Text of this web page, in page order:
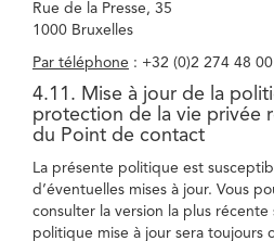
Rue de la Presse, 35
1000 Bruxelles
Par téléphone : +32 (0)2 274 48 00
4.11. Mise à jour de la
protection de la vie privée
du Point de contact
La présente politique est
d’éventuelles mises à jour. Vous
consulter la version la plus
politique mise à jour sera toujours